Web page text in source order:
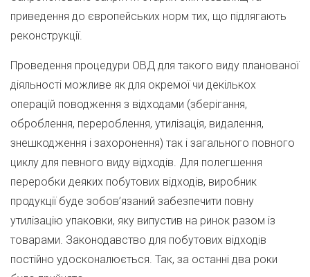
приведення до європейських норм тих, що підлягають
реконструкції.
Проведення процедури ОВД для такого виду планованої
діяльності можливе як для окремої чи декількох
операцій поводження з відходами (зберігання,
оброблення, перероблення, утилізація, видалення,
знешкодження і захоронення) так і загального повного
циклу для певного виду відходів. Для полегшення
переробки деяких побутових відходів, виробник
продукції буде зобов’язаний забезпечити повну
утилізацію упаковки, яку випустив на ринок разом із
товарами. Законодавство для побутових відходів
постійно удосконалюється. Так, за останні два роки